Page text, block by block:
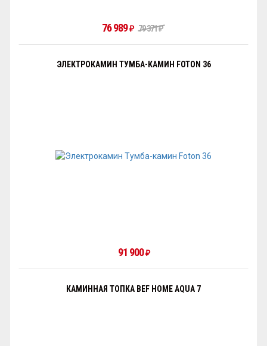
76 989₽ 79 371₽
ЭЛЕКТРОКАМИН ТУМБА-КАМИН FOTON 36
91 900₽
КАМИННАЯ ТОПКА BEF HOME AQUA 7